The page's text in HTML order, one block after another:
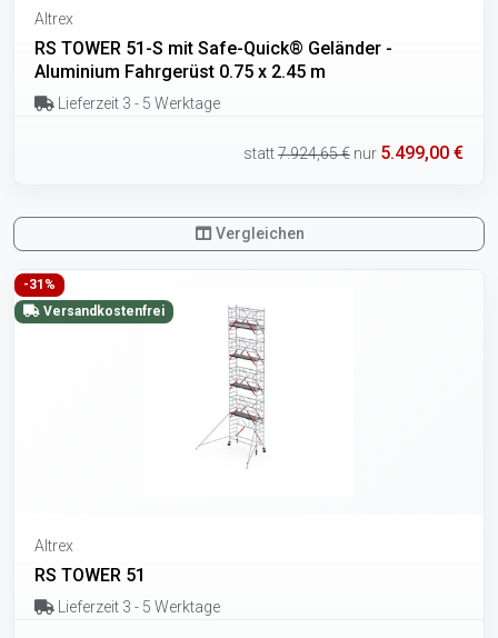
Altrex
RS TOWER 51-S mit Safe-Quick® Geländer -
Aluminium Fahrgerüst 0.75 x 2.45 m
Lieferzeit 3 - 5 Werktage
statt7.924,65 € nur 5.499,00 €
Vergleichen
-31%
Versandkostenfrei
Altrex
RS TOWER 51
Lieferzeit 3 - 5 Werktage